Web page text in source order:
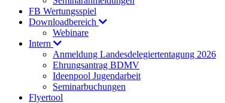
FB Wertungsspiel
Downloadbereich
Webinare
Intern
Anmeldung Landesdelegiertentagung 2026
Ehrungsantrag BDMV
Ideenpool Jugendarbeit
Seminarbuchungen
Flyertool